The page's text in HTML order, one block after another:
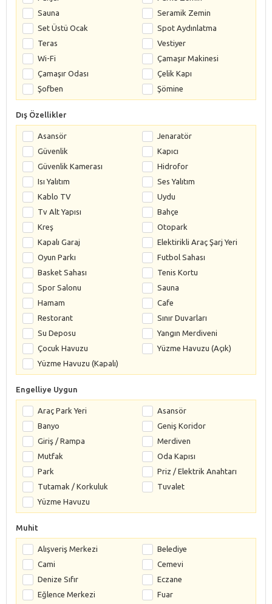
Sauna
Seramik Zemin
Set Üstü Ocak
Spot Aydınlatma
Teras
Vestiyer
Wi-Fi
Çamaşır Makinesi
Çamaşır Odası
Çelik Kapı
Şofben
Şömine
Dış Özellikler
Asansör
Jenaratör
Güvenlik
Kapıcı
Güvenlik Kamerası
Hidrofor
Isı Yalıtım
Ses Yalıtım
Kablo TV
Uydu
Tv Alt Yapısı
Bahçe
Kreş
Otopark
Kapalı Garaj
Elektirikli Araç Şarj Yeri
Oyun Parkı
Futbol Sahası
Basket Sahası
Tenis Kortu
Spor Salonu
Sauna
Hamam
Cafe
Restorant
Sınır Duvarları
Su Deposu
Yangın Merdiveni
Çocuk Havuzu
Yüzme Havuzu (Açık)
Yüzme Havuzu (Kapalı)
Engelliye Uygun
Araç Park Yeri
Asansör
Banyo
Geniş Koridor
Giriş / Rampa
Merdiven
Mutfak
Oda Kapısı
Park
Priz / Elektrik Anahtarı
Tutamak / Korkuluk
Tuvalet
Yüzme Havuzu
Muhit
Alışveriş Merkezi
Belediye
Cami
Cemevi
Denize Sıfır
Eczane
Eğlence Merkezi
Fuar